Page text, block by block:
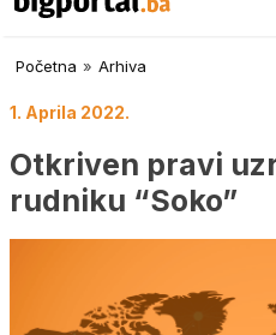
Početna » Arhiva
1. Aprila 2022.
Otkriven pravi
rudniku “Soko”